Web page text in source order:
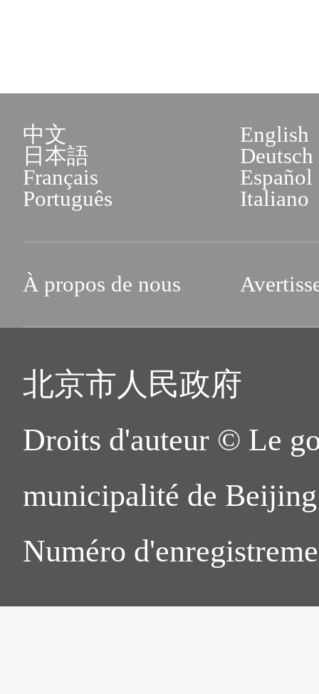
中文
English
日本語
Deutsch
Français
Español
Português
Italiano
À propos de nous
北京市人民政府
Droits d'auteur © Le
municipalité de
Numéro